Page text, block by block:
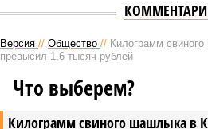
Версия // Общество // Килограмм
превысил 1,6 тысяч рублей
Килограмм свиного шашлыка в
Что выберем?